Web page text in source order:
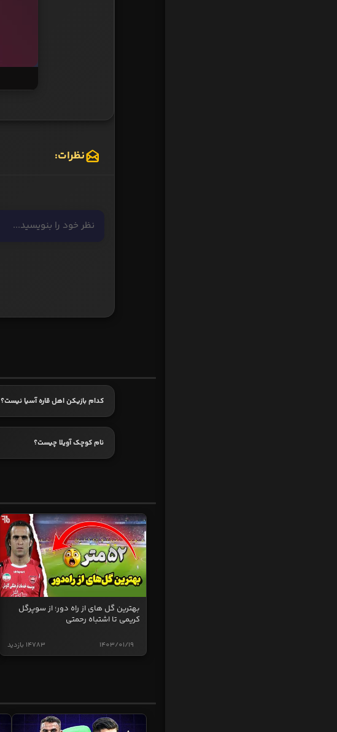
نظرات:
کدام بازیکن اهل قاره آسیا نیست؟
نام کوچک آویلا چیست؟
بهترین گل های از راه دور؛ از سوپرگل
کریمی تا اشتباه رحمتی
14783 بازدید 1403/01/19